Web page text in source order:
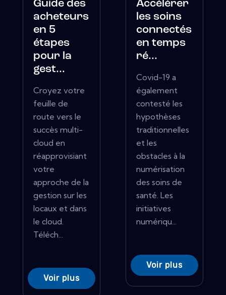
Guide des
acheteurs
en 5
étapes
pour la
gest...
Croyez votre
feuille de
route vers le
succès multi-
cloud en
réapprovisiant
votre
approche de la
gestion sur les
locaux et dans
le cloud.
Téléch...
Voir plus
Accélérer
les soins
connectés
en temps
ré...
Covid-19 a
également
contesté les
hypothèses
traditionnelles
et les
obstacles à la
numérisation
des soins de
santé. Les
initiatives
numériqu...
Voir plus